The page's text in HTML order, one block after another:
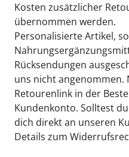
Kosten zusätzlicher
übernommen werden.
Personalisierte Artikel,
Rücksendungen
Retourenlink in der
Kundenkonto. Solltest
dich direkt an unseren
Details zum